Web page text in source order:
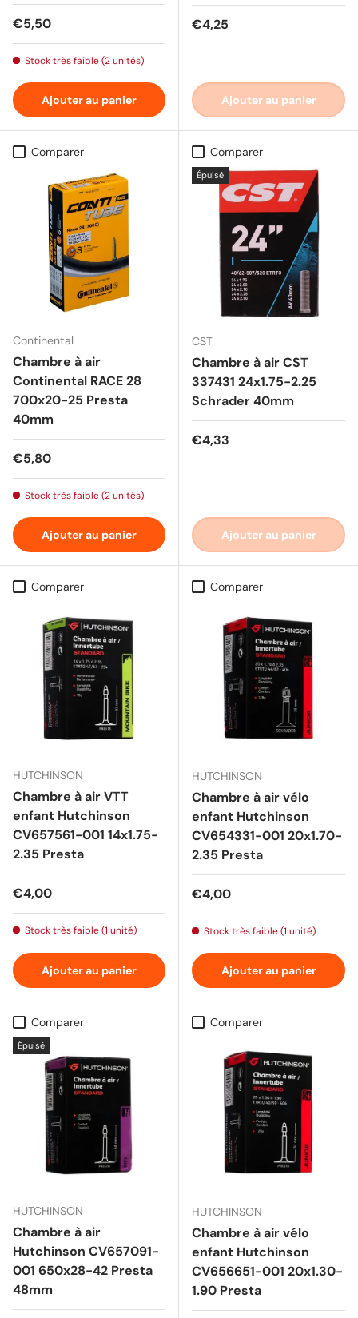
Prix habituel
€5,50
Stock très faible (2 unités)
Ajouter au panier
Prix habituel
€4,25
Ajouter au panier
Comparer
Continental
Chambre à air
Continental RACE 28
700x20-25 Presta
40mm
Prix habituel
€5,80
Stock très faible (2 unités)
Ajouter au panier
Comparer
Épuisé
CST
Chambre à air CST
337431 24x1.75-2.25
Schrader 40mm
Prix habituel
€4,33
Ajouter au panier
Comparer
HUTCHINSON
Chambre à air VTT
enfant Hutchinson
CV657561-001 14x1.75-
2.35 Presta
Prix habituel
€4,00
Stock très faible (1 unité)
Ajouter au panier
Comparer
HUTCHINSON
Chambre à air vélo
enfant Hutchinson
CV654331-001 20x1.70-
2.35 Presta
Prix habituel
€4,00
Stock très faible (1 unité)
Ajouter au panier
Comparer
Épuisé
HUTCHINSON
Chambre à air
Hutchinson CV657091-
001 650x28-42 Presta
48mm
Comparer
HUTCHINSON
Chambre à air vélo
enfant Hutchinson
CV656651-001 20x1.30-
1.90 Presta